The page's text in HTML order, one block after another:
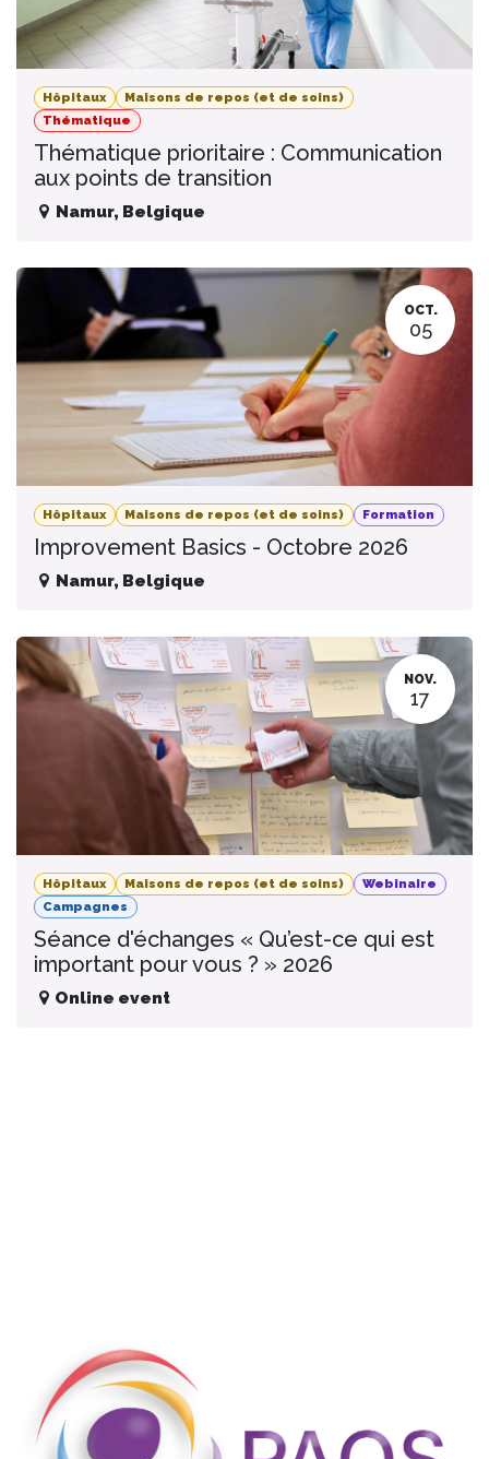
Hôpitaux
Maisons de repos (et de soins)
Thématique
Thématique prioritaire : Communication
aux points de transition
Namur, Belgique
OCT.
05
Hôpitaux Maisons de repos (et de soins) Formation
Improvement Basics - Octobre 2026
Namur, Belgique
NOV.
17
Hôpitaux Maisons de repos (et de soins)
Webinaire
Campagnes
Séance d'échanges « Qu’est-ce qui est
important pour vous ? » 2026
Online event